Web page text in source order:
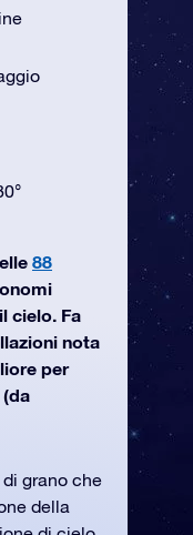
88
cielo. Fa
nota
per
grano che
della